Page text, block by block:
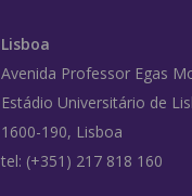
Lisboa
Avenida Professor Egas
Estádio Universitário de
1600-190, Lisboa
tel: (+351) 217 818 160